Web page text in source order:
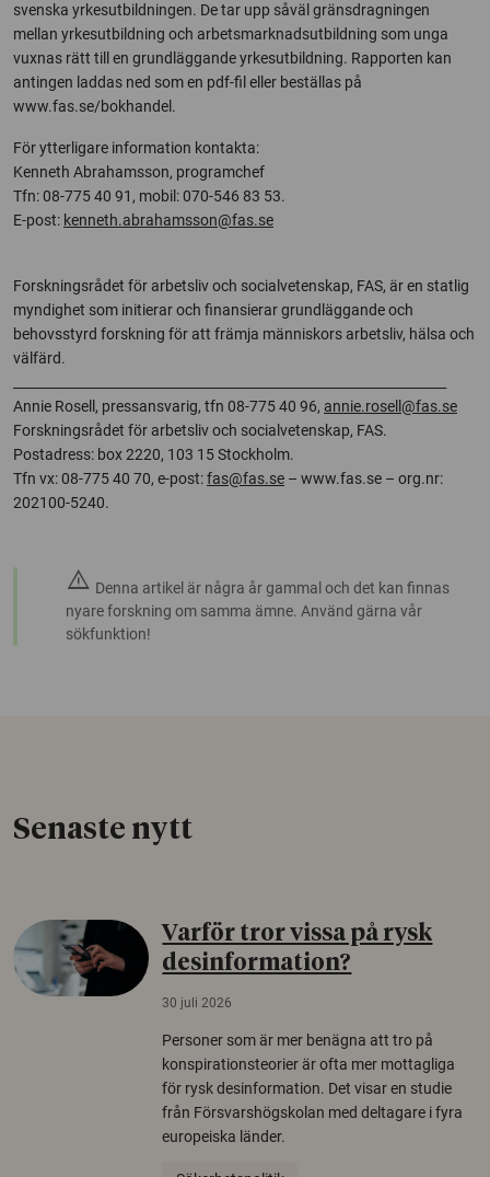
svenska yrkesutbildningen. De tar upp såväl gränsdragningen
mellan yrkesutbildning och arbetsmarknadsutbildning som unga
vuxnas rätt till en grundläggande yrkesutbildning. Rapporten kan
antingen laddas ned som en pdf-fil eller beställas på
www.fas.se/bokhandel.
För ytterligare information kontakta:
Kenneth Abrahamsson, programchef
Tfn: 08-775 40 91, mobil: 070-546 83 53.
E-post: kenneth.abrahamsson@fas.se
Forskningsrådet för arbetsliv och socialvetenskap, FAS, är en statlig
myndighet som initierar och finansierar grundläggande och
behovsstyrd forskning för att främja människors arbetsliv, hälsa och
välfärd.
Annie Rosell, pressansvarig, tfn 08-775 40 96, annie.rosell@fas.se
Forskningsrådet för arbetsliv och socialvetenskap, FAS.
Postadress: box 2220, 103 15 Stockholm.
Tfn vx: 08-775 40 70, e-post:fas@fas.se – www.fas.se – org.nr:
202100-5240.
warning Denna artikel är några år gammal och det kan finnas
nyare forskning om samma ämne. Använd gärna vår
sökfunktion!
Senaste nytt
Varför tror vissa på rysk
desinformation?
30 juli 2026
Personer som är mer benägna att tro på
konspirationsteorier är ofta mer mottagliga
för rysk desinformation. Det visar en studie
från Försvarshögskolan med deltagare i fyra
europeiska länder.